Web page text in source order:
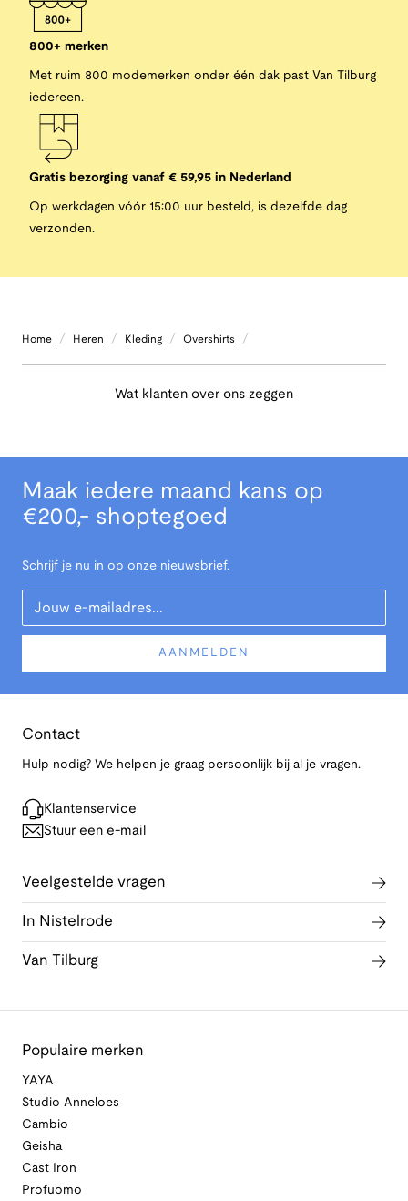
800+ merken
Met ruim 800 modemerken onder één dak past Van Tilburg
iedereen.
Gratis bezorging vanaf € 59,95 in Nederland
Op werkdagen vóór 15:00 uur besteld, is dezelfde dag
verzonden.
Home / Heren / Kleding / Overshirts /
Wat klanten over ons zeggen
Maak iedere maand kans op
€200,- shoptegoed
Schrijf je nu in op onze nieuwsbrief.
Your Email
AANMELDEN
Contact
Hulp nodig? We helpen je graag persoonlijk bij al je vragen.
Klantenservice
Stuur een e-mail
Veelgestelde vragen
In Nistelrode
Van Tilburg
Populaire merken
YAYA
Studio Anneloes
Cambio
Geisha
Cast Iron
Profuomo